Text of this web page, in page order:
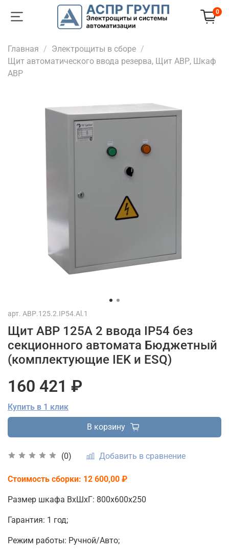
0
Главная
Электрощиты в сборе
Щит автоматического ввода резерва, Щит АВР, Шкаф
АВР
арт. АВР.125.2.IP54.Al.1
Щит АВР 125А 2 ввода IP54 без
секционного автомата Бюджетный
(комплектующие IEK и ESQ)
(0) Добавить в сравнение
160 421 ₽
Купить в 1 клик
В корзину
Стоимость сборки: 12 600,00 ₽
Размер шкафа ВхШхГ: 800х600х250
Гарантия: 1 год;
Режим работы: Ручной/Авто;